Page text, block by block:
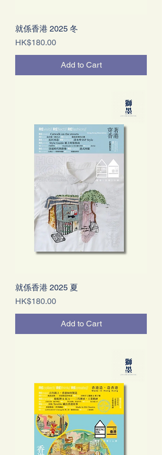
就係香港 2025 冬
Price
HK$180.00
Add to Cart
就係香港 2025 夏
Price
HK$180.00
Add to Cart